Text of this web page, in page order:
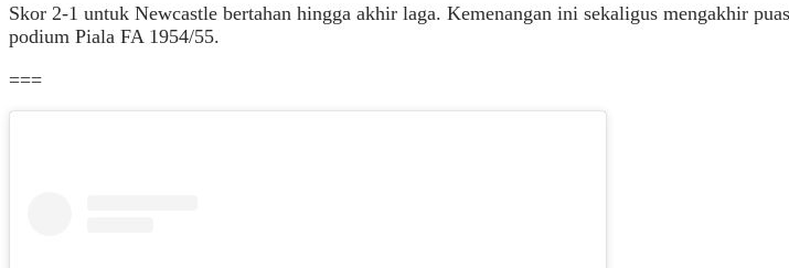
Skor 2-1 untuk Newcastle bertahan hingga akhir laga. Kemenangan ini sekaligus mengakhir
podium Piala FA 1954/55.
===